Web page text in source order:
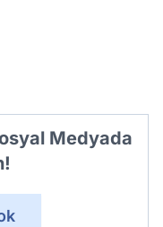
Medyada